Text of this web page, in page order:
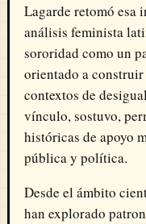
Lagarde retomó esa
análisis feminista
sororidad como un
orientado a
contextos de
vínculo, sostuvo,
históricas de apoyo
pública y política.
Desde el ámbito
han explorado